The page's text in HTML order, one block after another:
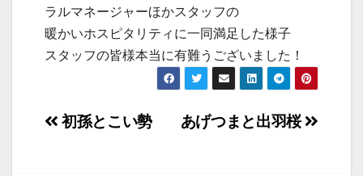
ラルマネージャーほかスタッフの
暖かいホスピタリティに一同満足した様子
スタッフの皆様本当に有難うございました！
投
あげつまと出羽桜
初孫とこい勢